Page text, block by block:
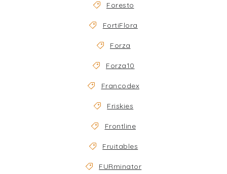
Foresto
FortiFlora
Forza
Forza10
Francodex
Friskies
Frontline
Fruitables
FURminator